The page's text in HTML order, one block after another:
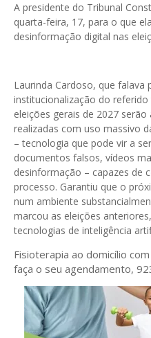
A presidente do Tribunal
quarta-feira, 17, para o que
desinformação digital nas
Laurinda Cardoso, que falava
institucionalização do
eleições gerais de 2027
realizadas com uso massivo
– tecnologia que pode vir a
documentos falsos, vídeos
desinformação – capazes de
processo. Garantiu que o
num ambiente
marcou as eleições
tecnologias de inteligência
Fisioterapia ao domicílio
faça o seu agendamento,